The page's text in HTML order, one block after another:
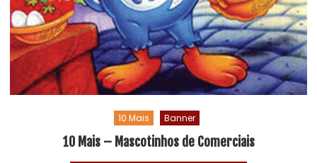
10 Mais Banner
10 Mais – Mascotinhos de Comerciais